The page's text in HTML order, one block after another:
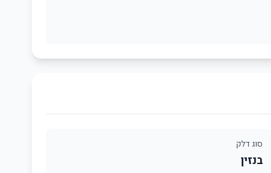
סוג דלק
בנזין